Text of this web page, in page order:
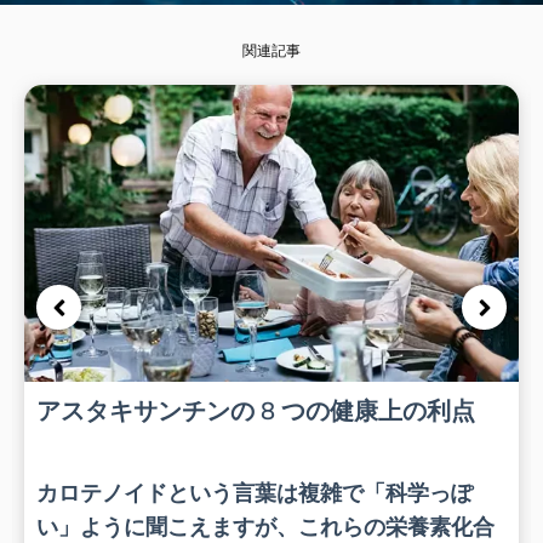
関連記事
アスタキサンチンの 8 つの健康上の利点
カロテノイドという言葉は複雑で「科学っぽ
い」ように聞こえますが、これらの栄養素化合